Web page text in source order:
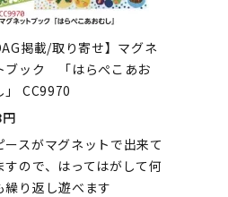
掲載/取り寄せ】マグネ
ブック 「はらぺこあお
」 CC9970
ースがマグネットで出来て
すので、はってはがして何
繰り返し遊べます